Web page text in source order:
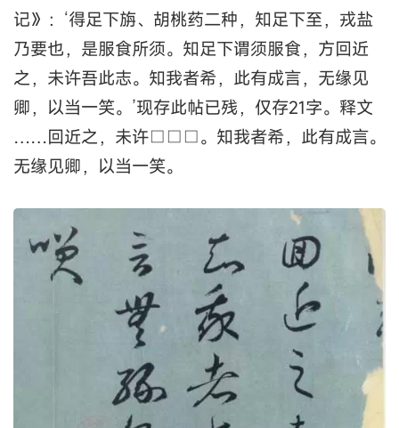
记》：‘得足下旃、胡桃药二种，知足下至，戎盐
乃要也，是服食所须。知足下谓须服食，方回近
之，未许吾此志。知我者希，此有成言，无缘见
卿，以当一笑。’现存此帖已残，仅存21字。释文
……回近之，未许□□□。知我者希，此有成言。
无缘见卿，以当一笑。